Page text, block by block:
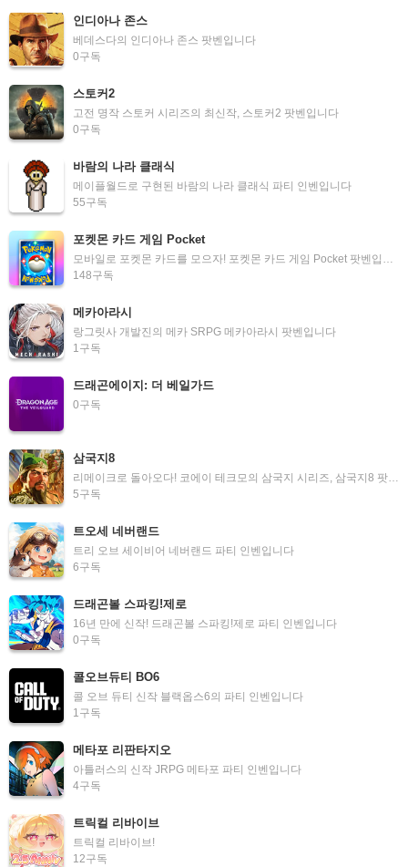
인디아나 존스
베데스다의 인디아나 존스 팟벤입니다
0구독
스토커2
고전 명작 스토커 시리즈의 최신작, 스토커2 팟벤입니다
0구독
바람의 나라 클래식
메이플월드로 구현된 바람의 나라 클래식 파티 인벤입니다
55구독
포켓몬 카드 게임 Pocket
모바일로 포켓몬 카드를 모으자! 포켓몬 카드 게임 Pocket 팟벤입니다.
148구독
메카아라시
랑그릿사 개발진의 메카 SRPG 메카아라시 팟벤입니다
1구독
드래곤에이지: 더 베일가드
0구독
삼국지8
리메이크로 돌아오다! 코에이 테크모의 삼국지 시리즈, 삼국지8 팟벤입니다.
5구독
트오세 네버랜드
트리 오브 세이비어 네버랜드 파티 인벤입니다
6구독
드래곤볼 스파킹!제로
16년 만에 신작! 드래곤볼 스파킹!제로 파티 인벤입니다
0구독
콜오브듀티 BO6
콜 오브 듀티 신작 블랙옵스6의 파티 인벤입니다
1구독
메타포 리판타지오
아틀러스의 신작 JRPG 메타포 파티 인벤입니다
4구독
트릭컬 리바이브
트릭컬 리바이브!
12구독